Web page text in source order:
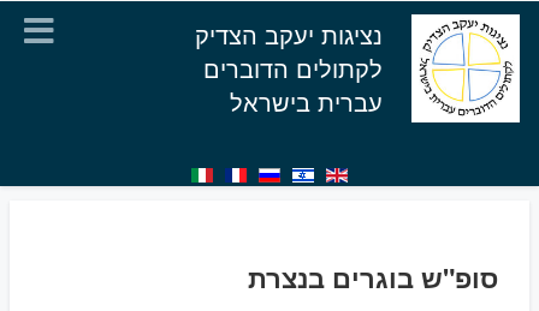
נציגות יעקב הצדיק
לקתולים הדוברים
עברית בישראל
סופ"ש בוגרים בנצרת